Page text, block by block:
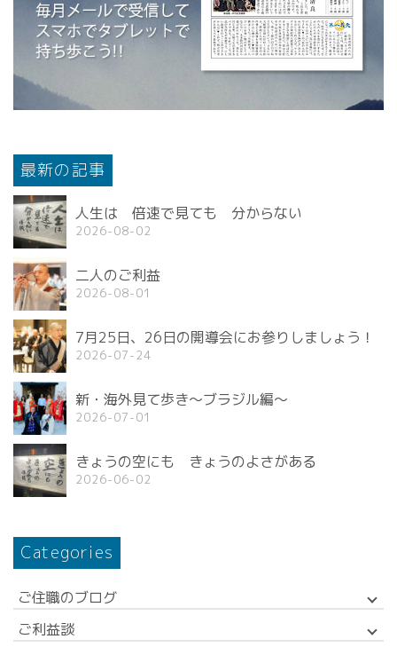
最新の記事
人生は 倍速で見ても 分からない
2026-08-02
二人のご利益
2026-08-01
7月25日、26日の開導会にお参りしましょう！
2026-07-24
新・海外見て歩き〜ブラジル編〜
2026-07-01
きょうの空にも きょうのよさがある
2026-06-02
Categories
ご住職のブログ
ご利益談